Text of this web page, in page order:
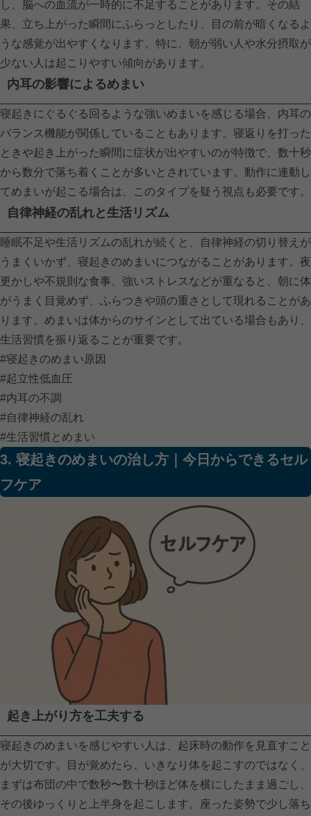
し、脳への血流が一時的に不足することがあります。その結
果、立ち上がった瞬間にふらっとしたり、目の前が暗くなるよ
うな感覚が出やすくなります。特に、朝が弱い人や水分摂取が
少ない人は起こりやすい傾向があります。
内耳の影響によるめまい
寝起きにぐるぐる回るような強いめまいを感じる場合、内耳の
バランス機能が関係していることもあります。寝返りを打った
ときや起き上がった瞬間に症状が出やすいのが特徴で、数十秒
から数分で落ち着くことが多いとされています。動作に連動し
てめまいが起こる場合は、このタイプを疑う視点も必要です。
自律神経の乱れと生活リズム
睡眠不足や生活リズムの乱れが続くと、自律神経の切り替えが
うまくいかず、寝起きのめまいにつながることがあります。夜
更かしや不規則な食事、強いストレスなどが重なると、朝に体
がうまく目覚めず、ふらつきや頭の重さとして現れることがあ
ります。めまいは体からのサインとして出ている場合もあり、
生活習慣を振り返ることが重要です。
#寝起きのめまい原因
#起立性低血圧
#内耳の不調
#自律神経の乱れ
#生活習慣とめまい
3. 寝起きのめまいの治し方｜今日からできるセル
フケア
起き上がり方を工夫する
寝起きのめまいを感じやすい人は、起床時の動作を見直すこと
が大切です。目が覚めたら、いきなり体を起こすのではなく、
まずは布団の中で数秒〜数十秒ほど体を横にしたまま過ごし、
その後ゆっくりと上半身を起こします。座った姿勢で少し落ち